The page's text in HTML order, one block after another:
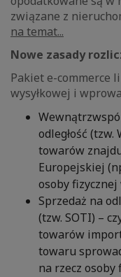
związane z
na temat...
Nowe zasady
Pakiet e-commerce
wysyłkowej i
odległość (tzw.
towarów
Europejskiej
osoby fizycznej
Sprzedaż na
(tzw. SOTI) –
towarów
towaru
na rzecz osoby